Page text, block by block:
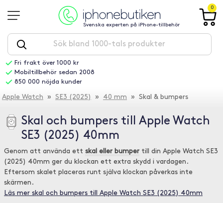
Svenska experten på iPhone-tillbehör
0
Fri frakt över 1000 kr
Mobiltillbehör sedan 2008
850 000 nöjda kunder
Apple Watch » SE3 (2025) » 40 mm » Skal & bumpers
Skal och bumpers till Apple Watch
SE3 (2025) 40mm
Genom att använda ett skal eller bumper till din Apple Watch SE3
(2025) 40mm ger du klockan ett extra skydd i vardagen.
Eftersom skalet placeras runt själva klockan påverkas inte
skärmen.
Läs mer skal och bumpers till Apple Watch SE3 (2025) 40mm